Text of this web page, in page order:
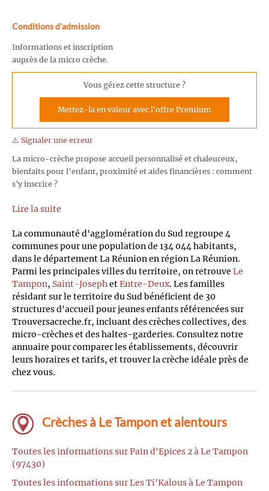
Conditions d'admission
Informations et inscription
auprès de la micro crèche.
Vous gérez cette structure ?
Mettez-la en valeur avec l'offre Premium
⚠️ Signaler une erreur
La micro-crèche propose accueil personnalisé et chaleureux,
bienfaits pour l’enfant, proximité et aides financières : comment
s'y inscrire ?
Lire la suite
La communauté d'agglomération du Sud regroupe 4
communes pour une population de 134 044 habitants,
dans le département La Réunion en région La Réunion.
Parmi les principales villes du territoire, on retrouve Le
Tampon, Saint-JosephetEntre-Deux. Les familles
résidant sur le territoire du Sud bénéficient de 30
structures d'accueil pour jeunes enfants référencées sur
Trouversacreche.fr, incluant des crèches collectives, des
micro-crèches et des haltes-garderies. Consultez notre
annuaire pour comparer les établissements, découvrir
leurs horaires et tarifs, et trouver la crèche idéale près de
chez vous.
Crèches à Le Tampon et alentours
Toutes les informations sur Pain d'Epices 2 à Le Tampon
(97430)
Toutes les informations sur Les Ti'Kalous à Le Tampon